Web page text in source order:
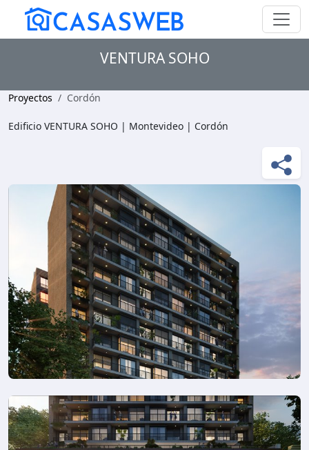
VENTURA SOHO
Proyectos Cordón
Edificio VENTURA SOHO | Montevideo | Cordón